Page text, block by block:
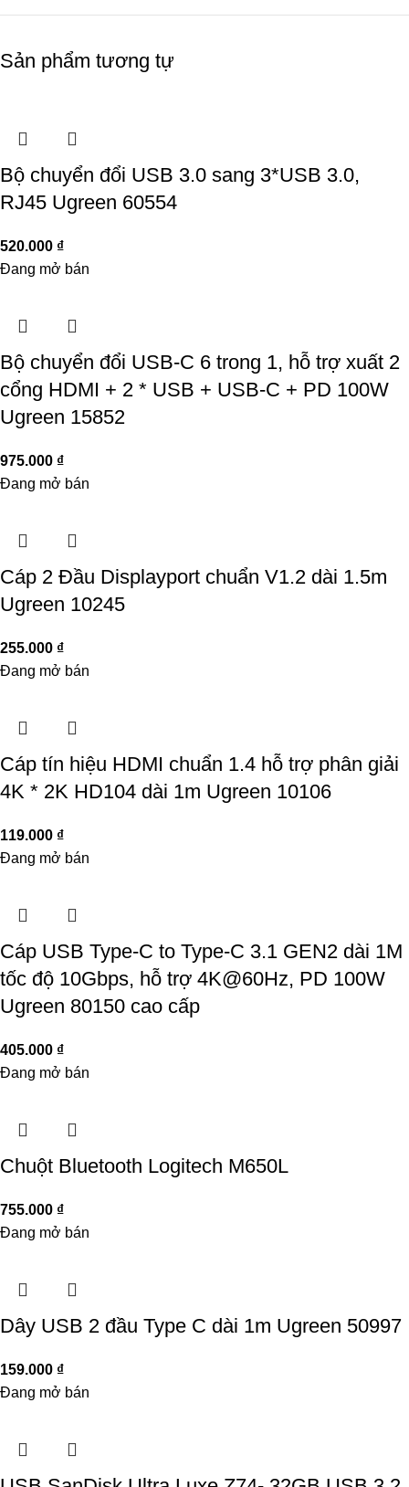
Sản phẩm tương tự
Bộ chuyển đổi USB 3.0 sang 3*USB 3.0,
RJ45 Ugreen 60554
520.000 ₫
Đang mở bán
Bộ chuyển đổi USB-C 6 trong 1, hỗ trợ xuất 2
cổng HDMI + 2 * USB + USB-C + PD 100W
Ugreen 15852
975.000 ₫
Đang mở bán
Cáp 2 Đầu Displayport chuẩn V1.2 dài 1.5m
Ugreen 10245
255.000 ₫
Đang mở bán
Cáp tín hiệu HDMI chuẩn 1.4 hỗ trợ phân giải
4K * 2K HD104 dài 1m Ugreen 10106
119.000 ₫
Đang mở bán
Cáp USB Type-C to Type-C 3.1 GEN2 dài 1M
tốc độ 10Gbps, hỗ trợ 4K@60Hz, PD 100W
Ugreen 80150 cao cấp
405.000 ₫
Đang mở bán
Chuột Bluetooth Logitech M650L
755.000 ₫
Đang mở bán
Dây USB 2 đầu Type C dài 1m Ugreen 50997
159.000 ₫
Đang mở bán